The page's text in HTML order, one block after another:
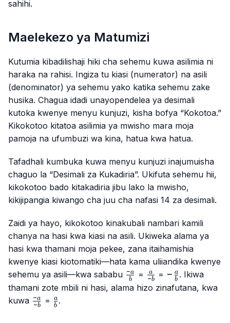
sahihi.
Maelekezo ya Matumizi
Kutumia kibadilishaji hiki cha sehemu kuwa asilimia ni
haraka na rahisi. Ingiza tu kiasi (numerator) na asili
(denominator) ya sehemu yako katika sehemu zake
husika. Chagua idadi unayopendelea ya desimali
kutoka kwenye menyu kunjuzi, kisha bofya “Kokotoa.”
Kikokotoo kitatoa asilimia ya mwisho mara moja
pamoja na ufumbuzi wa kina, hatua kwa hatua.
Tafadhali kumbuka kuwa menyu kunjuzi inajumuisha
chaguo la “Desimali za Kukadiria”. Ukifuta sehemu hii,
kikokotoo bado kitakadiria jibu lako la mwisho,
kikijipangia kiwango cha juu cha nafasi 14 za desimali.
Zaidi ya hayo, kikokotoo kinakubali nambari kamili
chanya na hasi kwa kiasi na asili. Ukiweka alama ya
hasi kwa thamani moja pekee, zana itaihamishia
kwenye kiasi kiotomatiki—hata kama uliiandika kwenye
sehemu ya asili—kwa sababu \frac{-
a}{b}
b
−a = \frac{a}
{-b}
−b
a = -
\frac{a}
− b
a . Ikiwa
thamani zote mbili ni hasi, alama hizo zinafutana, kwa
kuwa \frac{-
a}{-b}
−b
−a = \frac{a}
{b}
b
a .